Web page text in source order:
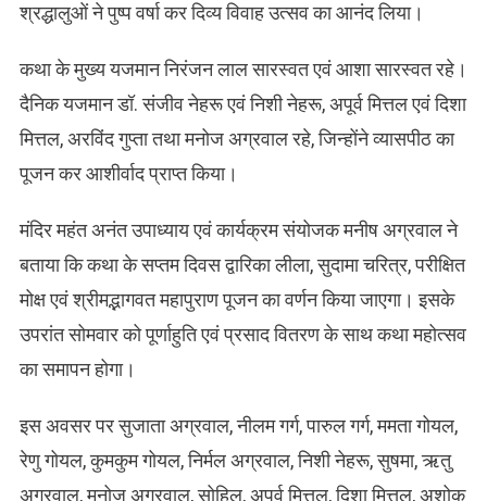
श्रद्धालुओं ने पुष्प वर्षा कर दिव्य विवाह उत्सव का आनंद लिया।
कथा के मुख्य यजमान निरंजन लाल सारस्वत एवं आशा सारस्वत रहे।
दैनिक यजमान डॉ. संजीव नेहरू एवं निशी नेहरू, अपूर्व मित्तल एवं दिशा
मित्तल, अरविंद गुप्ता तथा मनोज अग्रवाल रहे, जिन्होंने व्यासपीठ का
पूजन कर आशीर्वाद प्राप्त किया।
मंदिर महंत अनंत उपाध्याय एवं कार्यक्रम संयोजक मनीष अग्रवाल ने
बताया कि कथा के सप्तम दिवस द्वारिका लीला, सुदामा चरित्र, परीक्षित
मोक्ष एवं श्रीमद्भागवत महापुराण पूजन का वर्णन किया जाएगा। इसके
उपरांत सोमवार को पूर्णाहुति एवं प्रसाद वितरण के साथ कथा महोत्सव
का समापन होगा।
इस अवसर पर सुजाता अग्रवाल, नीलम गर्ग, पारुल गर्ग, ममता गोयल,
रेणु गोयल, कुमकुम गोयल, निर्मल अग्रवाल, निशी नेहरू, सुषमा, ऋतु
अग्रवाल, मनोज अग्रवाल, सोहिल, अपूर्व मित्तल, दिशा मित्तल, अशोक